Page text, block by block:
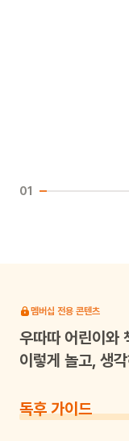
01
멤버십 전용 콘텐츠
우따따어린이와
이렇게 놀고, 생
독후 가이드